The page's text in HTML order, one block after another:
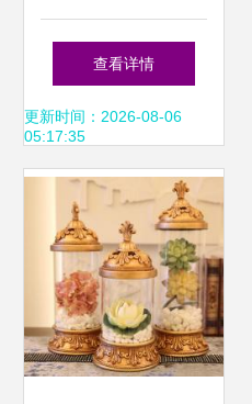
商场今日焕新 从购
物地标到社区生活
中心
查看详情
更新时间：2026-08-06
05:17:35